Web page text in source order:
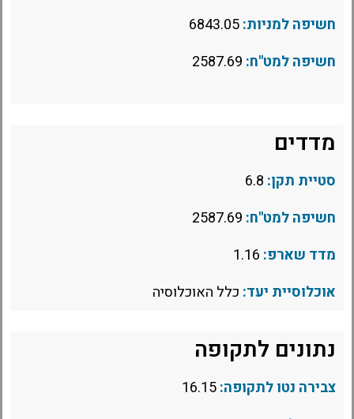
חשיפה למניות:
חשיפה למט"ח:
מדדים
סטיית תקן:
חשיפה למט"ח:
מדד שארפ:
אוכלוסיית יעד: כלל האוכלוסיה
נתונים לתקופה
צבירה נטו לתקופה: